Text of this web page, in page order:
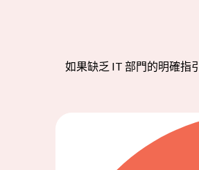
如果缺乏 IT 部門的明確指